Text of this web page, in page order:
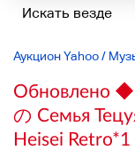
Аукцион Yahoo/
Обновлено ◆
の Семья
Heisei Retro*1